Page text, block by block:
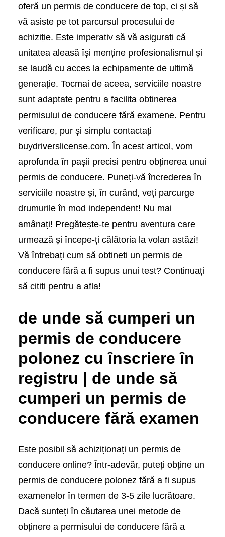
oferă un permis de conducere de top, ci și să
vă asiste pe tot parcursul procesului de
achiziție. Este imperativ să vă asigurați că
unitatea aleasă își menține profesionalismul și
se laudă cu acces la echipamente de ultimă
generație. Tocmai de aceea, serviciile noastre
sunt adaptate pentru a facilita obținerea
permisului de conducere fără examene. Pentru
verificare, pur și simplu contactați
buydriverslicense.com. În acest articol, vom
aprofunda în pașii precisi pentru obținerea unui
permis de conducere. Puneți-vă încrederea în
serviciile noastre și, în curând, veți parcurge
drumurile în mod independent! Nu mai
amânați! Pregătește-te pentru aventura care
urmează și începe-ți călătoria la volan astăzi!
Vă întrebați cum să obțineți un permis de
conducere fără a fi supus unui test? Continuați
să citiți pentru a afla!
de unde să cumperi un
permis de conducere
polonez cu înscriere în
registru | de unde să
cumperi un permis de
conducere fără examen
Este posibil să achiziționați un permis de
conducere online? Într-adevăr, puteți obține un
permis de conducere polonez fără a fi supus
examenelor în termen de 3-5 zile lucrătoare.
Dacă sunteți în căutarea unei metode de
obținere a permisului de conducere fără a